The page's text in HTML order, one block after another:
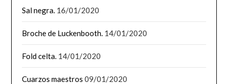
Sal negra. 16/01/2020
Broche de Luckenbooth. 14/01/2020
Fold celta. 14/01/2020
Cuarzos maestros 09/01/2020